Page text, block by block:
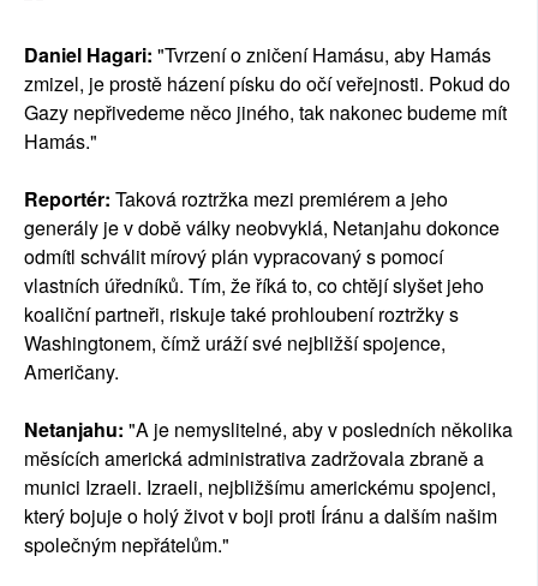
Daniel Hagari: "Tvrzení o zničení Hamásu, aby Hamás
zmizel, je prostě házení písku do očí veřejnosti. Pokud do
Gazy nepřivedeme něco jiného, tak nakonec budeme mít
Hamás."
Reportér: Taková roztržka mezi premiérem a jeho
generály je v době války neobvyklá, Netanjahu dokonce
odmítl schválit mírový plán vypracovaný s pomocí
vlastních úředníků. Tím, že říká to, co chtějí slyšet jeho
koaliční partneři, riskuje také prohloubení roztržky s
Washingtonem, čímž uráží své nejbližší spojence,
Američany.
Netanjahu: "A je nemyslitelné, aby v posledních několika
měsících americká administrativa zadržovala zbraně a
munici Izraeli. Izraeli, nejbližšímu americkému spojenci,
který bojuje o holý život v boji proti Íránu a dalším našim
společným nepřátelům."